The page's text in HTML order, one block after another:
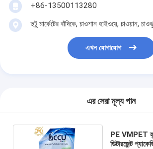
+86-13500113280
হুটু মার্কেটের বাঁদিকে, চাওশান হাইওয়ে, চাওয়ান,
এখন যোগাযোগ
এর সেরা মূল্য পান
PE VMPET
ডিটারজেন্ট